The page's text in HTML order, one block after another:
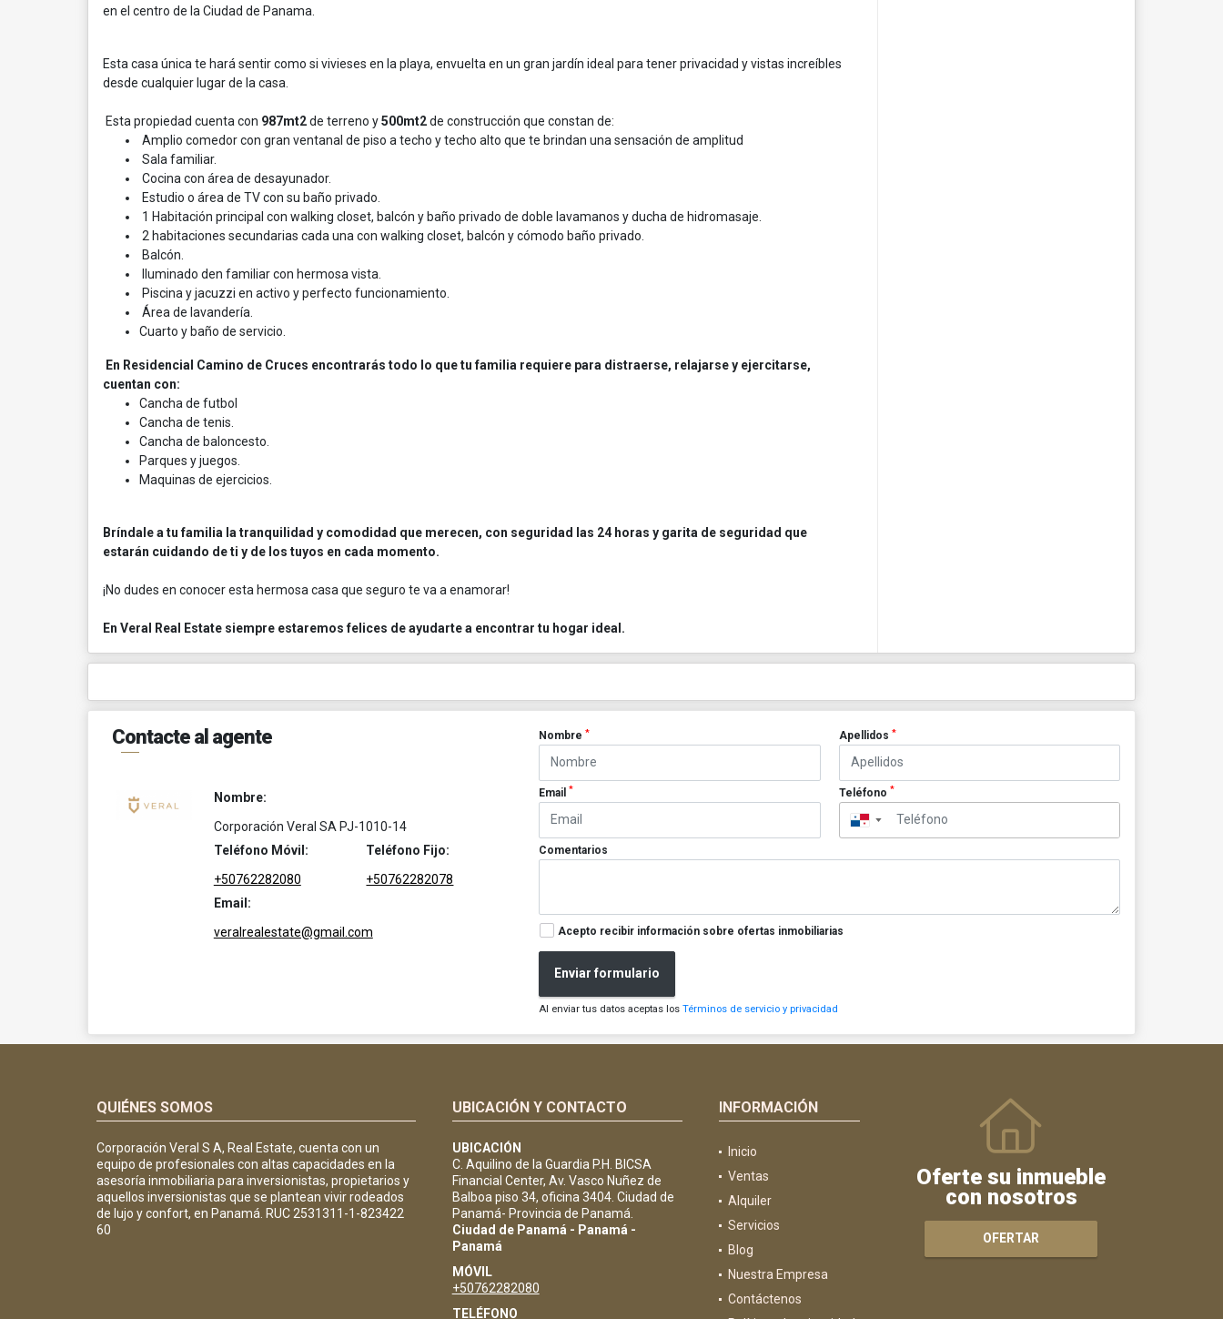
en el centro de la Ciudad de Panama.
Esta casa única te hará sentir como si vivieses en la playa, envuelta en un gran jardín ideal para tener privacidad y vistas increíbles
desde cualquier lugar de la casa.
Esta propiedad cuenta con 987mt2de terreno y500mt2de construcción que constan de:
Amplio comedor con gran ventanal de piso a techo y techo alto que te brindan una sensación de amplitud
Sala familiar.
Cocina con área de desayunador.
Estudio o área de TV con su baño privado.
1 Habitación principal con walking closet, balcón y baño privado de doble lavamanos y ducha de hidromasaje.
2 habitaciones secundarias cada una con walking closet, balcón y cómodo baño privado.
Balcón.
Iluminado den familiar con hermosa vista.
Piscina y jacuzzi en activo y perfecto funcionamiento.
Área de lavandería.
Cuarto y baño de servicio.
En Residencial Camino de Cruces encontrarás todo lo que tu familia requiere para distraerse, relajarse y ejercitarse,
cuentan con:
Cancha de futbol
Cancha de tenis.
Cancha de baloncesto.
Parques y juegos.
Maquinas de ejercicios.
Bríndale a tu familia la tranquilidad y comodidad que merecen, con seguridad las 24 horas y garita de seguridad que
estarán cuidando de ti y de los tuyos en cada momento.
¡No dudes en conocer esta hermosa casa que seguro te va a enamorar!
En Veral Real Estate siempre estaremos felices de ayudarte a encontrar tu hogar ideal.
Contacte al agente
Nombre:
Corporación Veral SA PJ-1010-14
Teléfono Móvil:
+50762282080
Teléfono Fijo:
+50762282078
Email:
veralrealestate@gmail.com
Nombre* Apellidos *
Email* Teléfono *
▼
Comentarios
Acepto recibir información sobre ofertas inmobiliarias
Enviar formulario
Al enviar tus datos aceptas losTérminos de servicio y privacidad
QUIÉNES SOMOS
Corporación Veral S A, Real Estate, cuenta con un
equipo de profesionales con altas capacidades en la
asesoría inmobiliaria para inversionistas, propietarios y
aquellos inversionistas que se plantean vivir rodeados
de lujo y confort, en Panamá. RUC 2531311-1-823422
60
UBICACIÓN Y CONTACTO
UBICACIÓN
C. Aquilino de la Guardia P.H. BICSA
Financial Center, Av. Vasco Nuñez de
Balboa piso 34, oficina 3404. Ciudad de
Panamá- Provincia de Panamá.
Ciudad de Panamá - Panamá -
Panamá
MÓVIL
+50762282080
TELÉFONO
INFORMACIÓN
Inicio
Ventas
Alquiler
Servicios
Blog
Nuestra Empresa
Contáctenos
Oferte su inmueble
con nosotros
OFERTAR